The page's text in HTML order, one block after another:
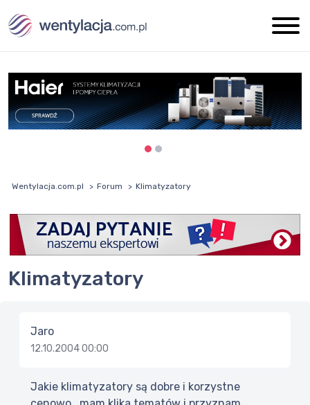
Wentylacja.com.pl Forum Klimatyzatory
Klimatyzatory
Jaro
12.10.2004 00:00
Jakie klimatyzatory są dobre i korzystne